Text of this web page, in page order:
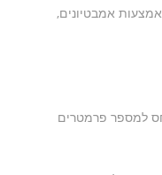
אמבטיונים,
למספר פרמטרים